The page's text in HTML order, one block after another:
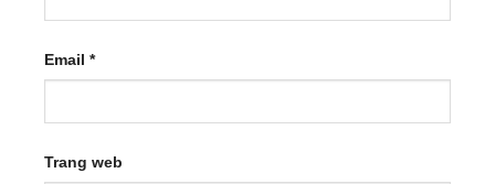
Email *
Trang web